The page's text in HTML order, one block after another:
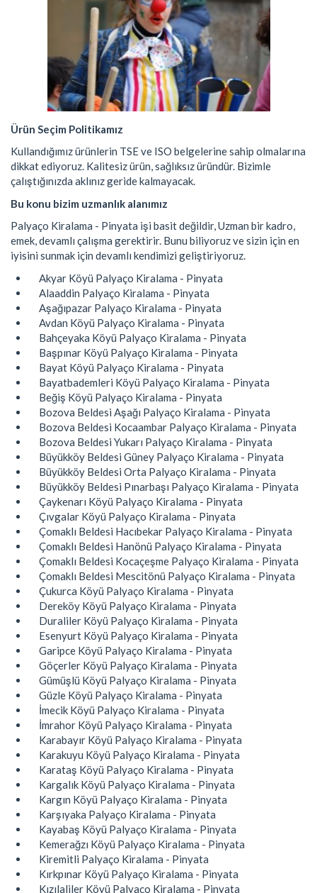
Ürün Seçim Politikamız
Kullandığımız ürünlerin TSE ve ISO belgelerine sahip olmalarına
dikkat ediyoruz. Kalitesiz ürün, sağlıksız üründür. Bizimle
çalıştığınızda aklınız geride kalmayacak.
Bu konu bizim uzmanlık alanımız
Palyaço Kiralama - Pinyata işi basit değildir, Uzman bir kadro,
emek, devamlı çalışma gerektirir. Bunu biliyoruz ve sizin için en
iyisini sunmak için devamlı kendimizi geliştiriyoruz.
Akyar Köyü Palyaço Kiralama - Pinyata
Alaaddin Palyaço Kiralama - Pinyata
Aşağıpazar Palyaço Kiralama - Pinyata
Avdan Köyü Palyaço Kiralama - Pinyata
Bahçeyaka Köyü Palyaço Kiralama - Pinyata
Başpınar Köyü Palyaço Kiralama - Pinyata
Bayat Köyü Palyaço Kiralama - Pinyata
Bayatbademleri Köyü Palyaço Kiralama - Pinyata
Beğiş Köyü Palyaço Kiralama - Pinyata
Bozova Beldesi Aşağı Palyaço Kiralama - Pinyata
Bozova Beldesi Kocaambar Palyaço Kiralama - Pinyata
Bozova Beldesi Yukarı Palyaço Kiralama - Pinyata
Büyükköy Beldesi Güney Palyaço Kiralama - Pinyata
Büyükköy Beldesi Orta Palyaço Kiralama - Pinyata
Büyükköy Beldesi Pınarbaşı Palyaço Kiralama - Pinyata
Çaykenarı Köyü Palyaço Kiralama - Pinyata
Çıvgalar Köyü Palyaço Kiralama - Pinyata
Çomaklı Beldesi Hacıbekar Palyaço Kiralama - Pinyata
Çomaklı Beldesi Hanönü Palyaço Kiralama - Pinyata
Çomaklı Beldesi Kocaçeşme Palyaço Kiralama - Pinyata
Çomaklı Beldesi Mescitönü Palyaço Kiralama - Pinyata
Çukurca Köyü Palyaço Kiralama - Pinyata
Dereköy Köyü Palyaço Kiralama - Pinyata
Duraliler Köyü Palyaço Kiralama - Pinyata
Esenyurt Köyü Palyaço Kiralama - Pinyata
Garipce Köyü Palyaço Kiralama - Pinyata
Göçerler Köyü Palyaço Kiralama - Pinyata
Gümüşlü Köyü Palyaço Kiralama - Pinyata
Güzle Köyü Palyaço Kiralama - Pinyata
İmecik Köyü Palyaço Kiralama - Pinyata
İmrahor Köyü Palyaço Kiralama - Pinyata
Karabayır Köyü Palyaço Kiralama - Pinyata
Karakuyu Köyü Palyaço Kiralama - Pinyata
Karataş Köyü Palyaço Kiralama - Pinyata
Kargalık Köyü Palyaço Kiralama - Pinyata
Kargın Köyü Palyaço Kiralama - Pinyata
Karşıyaka Palyaço Kiralama - Pinyata
Kayabaş Köyü Palyaço Kiralama - Pinyata
Kemerağzı Köyü Palyaço Kiralama - Pinyata
Kiremitli Palyaço Kiralama - Pinyata
Kırkpınar Köyü Palyaço Kiralama - Pinyata
Kızılaliler Köyü Palyaço Kiralama - Pinyata